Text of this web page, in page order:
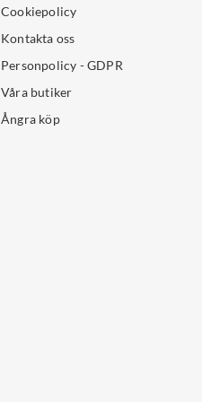
Cookiepolicy
Kontakta oss
Personpolicy - GDPR
Våra butiker
Ångra köp